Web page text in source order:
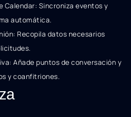
Calendar: Sincroniza eventos y
automática.
Recopila datos necesarios
Añade puntos de conversación y
y coanfitriones.